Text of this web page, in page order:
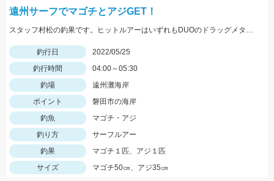
遠州サーフでマゴチとアジGET！
スタッフ村松の釣果です。ヒットルアーはいずれもDUOのドラッグメタルキャストショット30gのイワシカラー！
釣行日
2022/05/25
釣行時間
04:00～05:30
釣場
遠州灘海岸
ポイント
磐田市の海岸
釣魚
マゴチ・アジ
釣り方
サーフルアー
釣果
マゴチ１匹、アジ１匹
サイズ
マゴチ50㎝、アジ35㎝